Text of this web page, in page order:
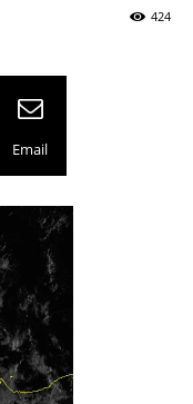
424
Email